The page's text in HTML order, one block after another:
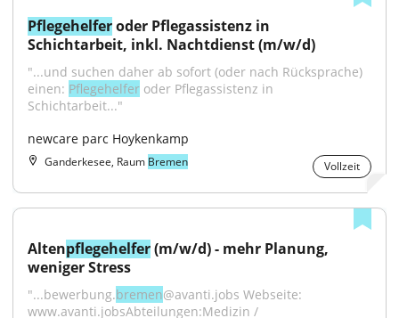
Pflegehelfer oder Pflegassistenz in
Schichtarbeit, inkl. Nachtdienst (m/w/d)
"...und suchen daher ab sofort (oder nach Rücksprache)
einen: Pflegehelfer oder Pflegassistenz in
Schichtarbeit..."
newcare parc Hoykenkamp
Ganderkesee, Raum Bremen Vollzeit
Altenpflegehelfer (m/w/d) - mehr Planung,
weniger Stress
"...bewerbung.bremen@avanti.jobs Webseite:
www.avanti.jobsAbteilungen:Medizin /